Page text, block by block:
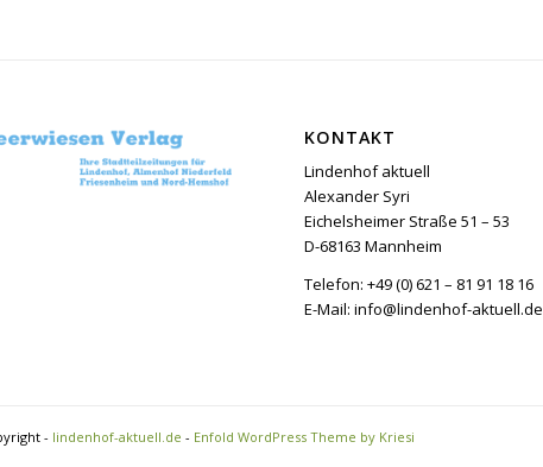
KONTAKT
Lindenhof aktuell
Alexander Syri
Eichelsheimer Straße 51 – 53
D-68163 Mannheim
Telefon: +49 (0) 621 – 81 91 18 16
E-Mail: info@lindenhof-aktuell.de
- lindenhof-aktuell.de - Enfold WordPress Theme by Kriesi